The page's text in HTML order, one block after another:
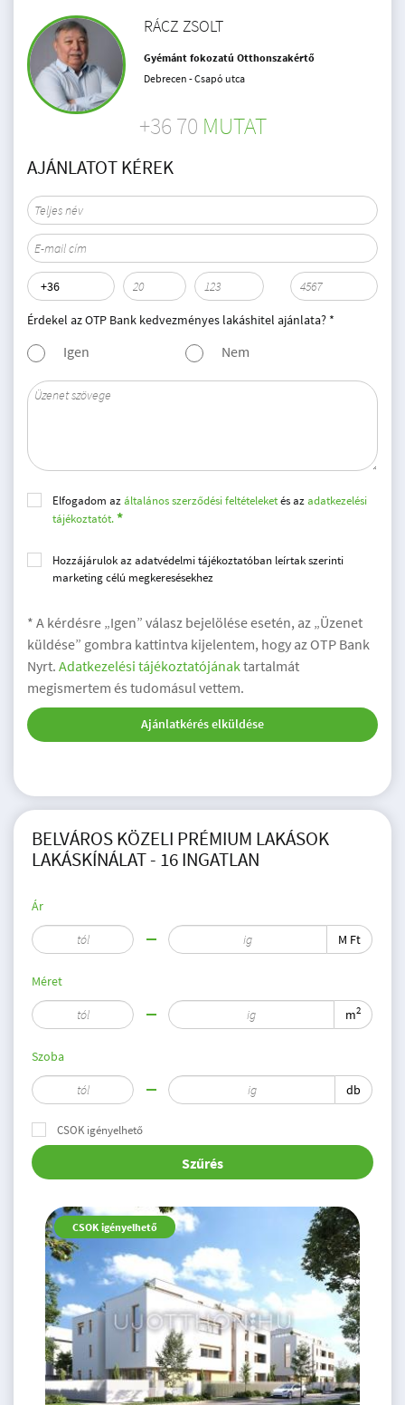
RÁCZ ZSOLT
Gyémánt fokozatú Otthonszakértő
Debrecen - Csapó utca
+36 70 MUTAT
AJÁNLATOT KÉREK
Érdekel az OTP Bank kedvezményes lakáshitel ajánlata? *
Igen Nem
Elfogadom azáltalános szerződési feltételeketés azadatkezelési
tájékoztatót.
Hozzájárulok az adatvédelmi tájékoztatóban leírtak szerinti
marketing célú megkeresésekhez
* A kérdésre „Igen” válasz bejelölése esetén, az „Üzenet
küldése” gombra kattintva kijelentem, hogy az OTP Bank
Nyrt. Adatkezelési tájékoztatójának tartalmát
megismertem és tudomásul vettem.
Ajánlatkérés elküldése
BELVÁROS KÖZELI PRÉMIUM LAKÁSOK
LAKÁSKÍNÁLAT - 16 INGATLAN
Ár
M Ft
Méret
m2
Szoba
db
CSOK igényelhető
Szűrés
CSOK igényelhető